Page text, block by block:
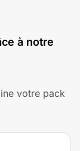
à notre
votre pack